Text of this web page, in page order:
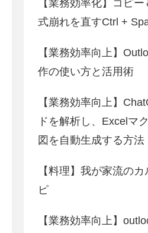
【業務効率化】コピ
式崩れを直すCtrl +
【業務効率向上】
作の使い方と活用術
【業務効率向上】
ドを解析し、Excelマ
図を自動生成する方法
【料理】我が家流の
ピ
【業務効率向上】